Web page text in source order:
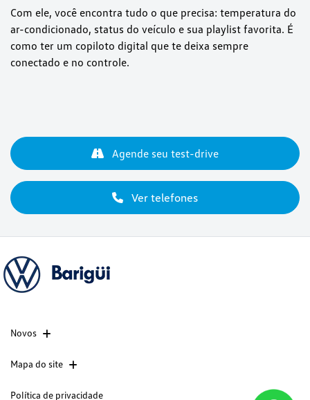
Com ele, você encontra tudo o que precisa: temperatura do
ar-condicionado, status do veículo e sua playlist favorita. É
como ter um copiloto digital que te deixa sempre
conectado e no controle.
Ver telefones
Agende seu test-drive
Novos
Mapa do site
Política de privacidade